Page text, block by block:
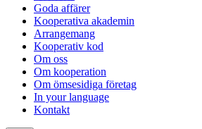
Goda affärer
Kooperativa akademin
Arrangemang
Kooperativ kod
Om oss
Om kooperation
Om ömsesidiga företag
In your language
Kontakt